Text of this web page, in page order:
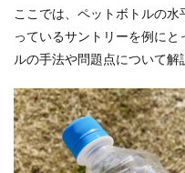
ここでは、ペットボトルの
っているサントリーを例に
ルの手法や問題点について解